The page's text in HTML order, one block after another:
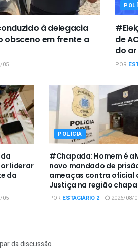
à delegacia
obsceno em frente a
05
de
do ar
POR
liderar
da
05
POLÍCIA
#Chapada: Homem é
novo mandado de
ameaças contra oficial
Justiça na região
POR ESTAGIÁRIO 2 2026/08/
da discussão